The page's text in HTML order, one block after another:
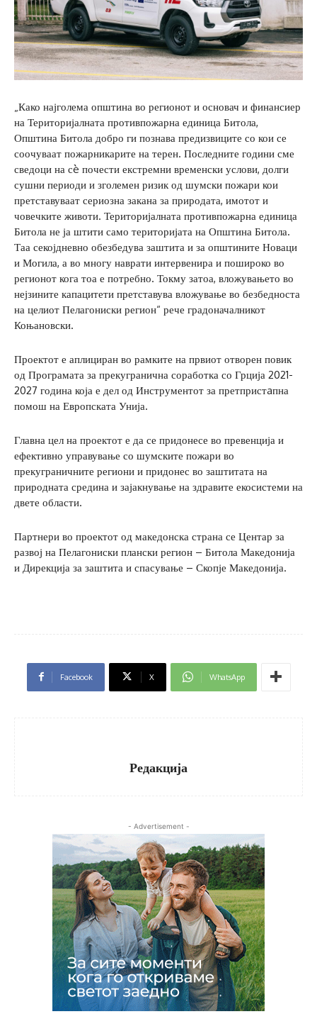
„Како најголема општина во регионот и основач и финансиер
на Територијалната противпожарна единица Битола,
Општина Битола добро ги познава предизвиците со кои се
соочуваат пожарникарите на терен. Последните години сме
сведоци на сè почести екстремни временски услови, долги
сушни периоди и зголемен ризик од шумски пожари кои
претставуваат сериозна закана за природата, имотот и
човечките животи. Територијалната противпожарна единица
Битола не ја штити само територијата на Општина Битола.
Таа секојдневно обезбедува заштита и за општините Новаци
и Могила, а во многу наврати интервенира и пошироко во
регионот кога тоа е потребно. Токму затоа, вложувањето во
нејзините капацитети претставува вложување во безбедноста
на целиот Пелагониски регион“ рече градоначалникот
Коњановски.
Проектот е аплициран во рамките на првиот отворен повик
од Програмата за прекугранична соработка со Грција 2021-
2027 година која е дел од Инструментот за претпристaпна
помош на Европската Унија.
Главна цел на проектот е да се придонесе во превенција и
ефективно управување со шумските пожари во
прекуграничните региони и придонес во заштитата на
природната средина и зајакнување на здравите екосистеми на
двете области.
Партнери во проектот од македонска страна се Центар за
развој на Пелагониски плански регион – Битола Македонија
и Дирекција за заштита и спасување – Скопје Македонија.
Facebook X WhatsApp
Редакција
- Advertisement -